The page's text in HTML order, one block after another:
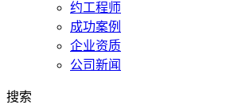
约工程师
成功案例
企业资质
公司新闻
搜索